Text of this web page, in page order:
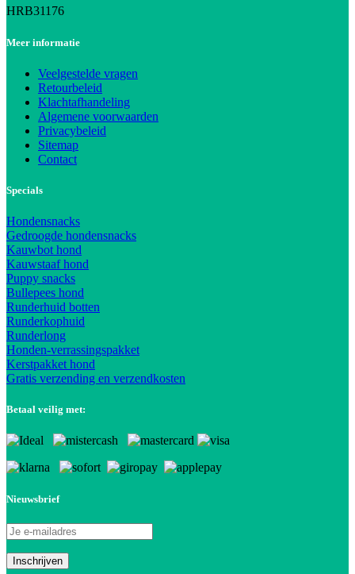
HRB31176
Meer informatie
Veelgestelde vragen
Retourbeleid
Klachtafhandeling
Algemene voorwaarden
Privacybeleid
Sitemap
Contact
Specials
Hondensnacks
Gedroogde hondensnacks
Kauwbot hond
Kauwstaaf hond
Puppy snacks
Bullepees hond
Runderhuid botten
Runderkophuid
Runderlong
Honden-verrassingspakket
Kerstpakket hond
Gratis verzending en verzendkosten
Betaal veilig met:
Nieuwsbrief